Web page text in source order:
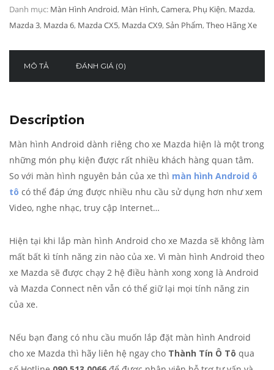
Danh mục: Màn Hình Android, Màn Hình, Camera, Phụ Kiện, Mazda,
Mazda 3, Mazda 6, Mazda CX5, Mazda CX9, Sản Phẩm, Theo Hãng Xe
MÔ TẢ ĐÁNH GIÁ (0)
Description
Màn hình Android dành riêng cho xe Mazda hiện là một trong
những món phụ kiện được rất nhiều khách hàng quan tâm.
So với màn hình nguyên bản của xe thì màn hình Android ô
tô có thể đáp ứng được nhiều nhu cầu sử dụng hơn như xem
Video, nghe nhạc, truy cập Internet…
Hiện tại khi lắp màn hình Android cho xe Mazda sẽ không làm
mất bất kì tính năng zin nào của xe. Vì màn hình Android theo
xe Mazda sẽ được chạy 2 hệ điều hành xong xong là Android
và Mazda Connect nên vẫn có thể giữ lại mọi tính năng zin
của xe.
Nếu bạn đang có nhu cầu muốn lắp đặt màn hình Android
cho xe Mazda thì hãy liên hệ ngay cho Thành Tín Ô Tô qua